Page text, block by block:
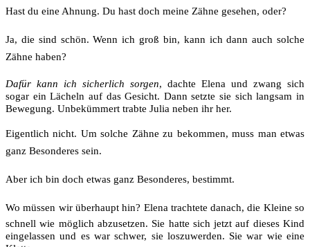
Hast du eine Ahnung. Du hast doch meine Zähne gesehen, oder?
Ja, die sind schön. Wenn ich groß bin, kann ich dann auch solche
Zähne haben?
Dafür kann ich sicherlich sorgen, dachte Elena und zwang sich
sogar ein Lächeln auf das Gesicht. Dann setzte sie sich langsam in
Bewegung. Unbekümmert trabte Julia neben ihr her.
Eigentlich nicht. Um solche Zähne zu bekommen, muss man etwas
ganz Besonderes sein.
Aber ich bin doch etwas ganz Besonderes, bestimmt.
Wo müssen wir überhaupt hin? Elena trachtete danach, die Kleine so
schnell wie möglich abzusetzen. Sie hatte sich jetzt auf dieses Kind
eingelassen und es war schwer, sie loszuwerden. Sie war wie eine